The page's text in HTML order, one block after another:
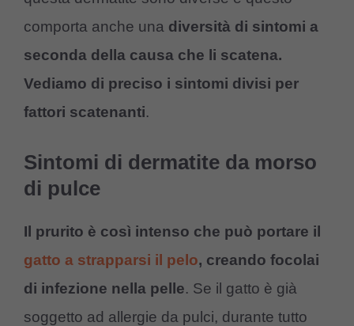
comporta anche una diversità di sintomi a
seconda della causa che li scatena.
Vediamo di preciso i sintomi divisi per
fattori scatenanti.
Sintomi di dermatite da morso
di pulce
Il prurito è così intenso che può portare il
gatto a strapparsi il pelo, creando focolai
di infezione nella pelle. Se il gatto è già
soggetto ad allergie da pulci, durante tutto